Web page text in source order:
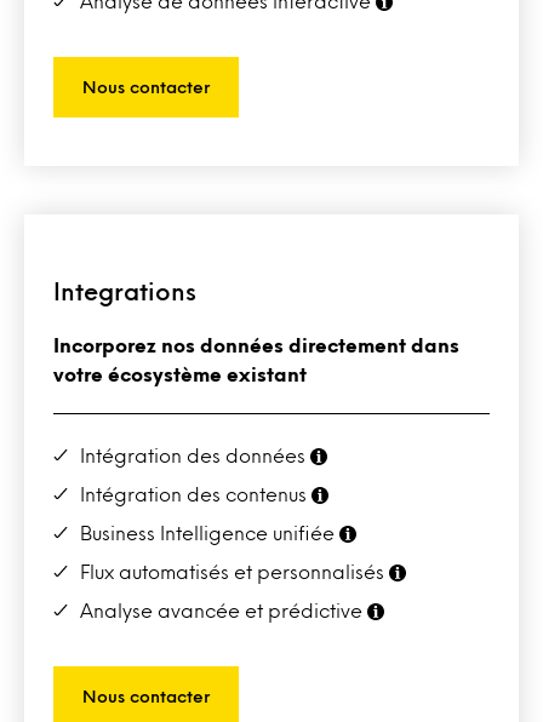
Nous contacter
Integrations
Incorporez nos données directement dans
votre écosystème existant
Intégration des données
Intégration des contenus
Business Intelligence unifiée
Flux automatisés et personnalisés
Analyse avancée et prédictive
Nous contacter